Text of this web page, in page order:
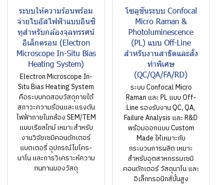
ระบบให้ความร้อนพร้อม
จ่ายไบอัสไฟฟ้าแบบอินซิ
ทูสำหรับกล้องจุลทรรศน์
อิเล็กตรอน (Electron
Microscope In-Situ Bias
Heating System)
Electron Microscope In-
Situ Bias Heating System
คือระบบทดสอบวัสดุภายใต้
สภาวะความร้อนและแรงดัน
ไฟฟ้าภายในกล้อง SEM/TEM
แบบเรียลไทม์ เหมาะสำหรับ
งานวิจัยเซมิคอนดักเตอร์
แบตเตอรี่ อุปกรณ์ไมโคร-
นาโน และการวิเคราะห์ความ
ทนทานของวัสดุ
โซลูชันระบบ Confocal
Micro Raman &
Photoluminescence
(PL) แบบ Off-Line
สำหรับงานสาธิตและสั่ง
ทำพิเศษ
(QC/QA/FA/RD)
ระบบ Confocal Micro
Raman และ PL แบบ Off-
Line รองรับงาน QC, QA,
Failure Analysis และ R&D
พร้อมออกแบบ Custom
Made ให้เหมาะกับ
กระบวนการผลิต เหมาะ
สำหรับอุตสาหกรรมเซมิ
คอนดักเตอร์ วัสดุนาโน และ
อิเล็กทรอนิกส์ขั้นสูง